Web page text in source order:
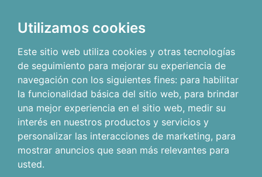
Utilizamos cookies
Este sitio web utiliza cookies y otras tecnologías
de seguimiento para mejorar su experiencia de
navegación con los siguientes fines: para habilitar
la funcionalidad básica del sitio web, para brindar
una mejor experiencia en el sitio web, medir su
interés en nuestros productos y servicios y
personalizar las interacciones de marketing, para
mostrar anuncios que sean más relevantes para
usted.